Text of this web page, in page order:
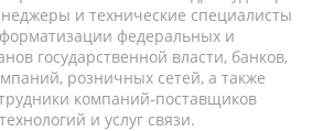
и технические специалисты
федеральных и
государственной власти, банков,
розничных сетей, а также
компаний-поставщиков
и услуг связи.